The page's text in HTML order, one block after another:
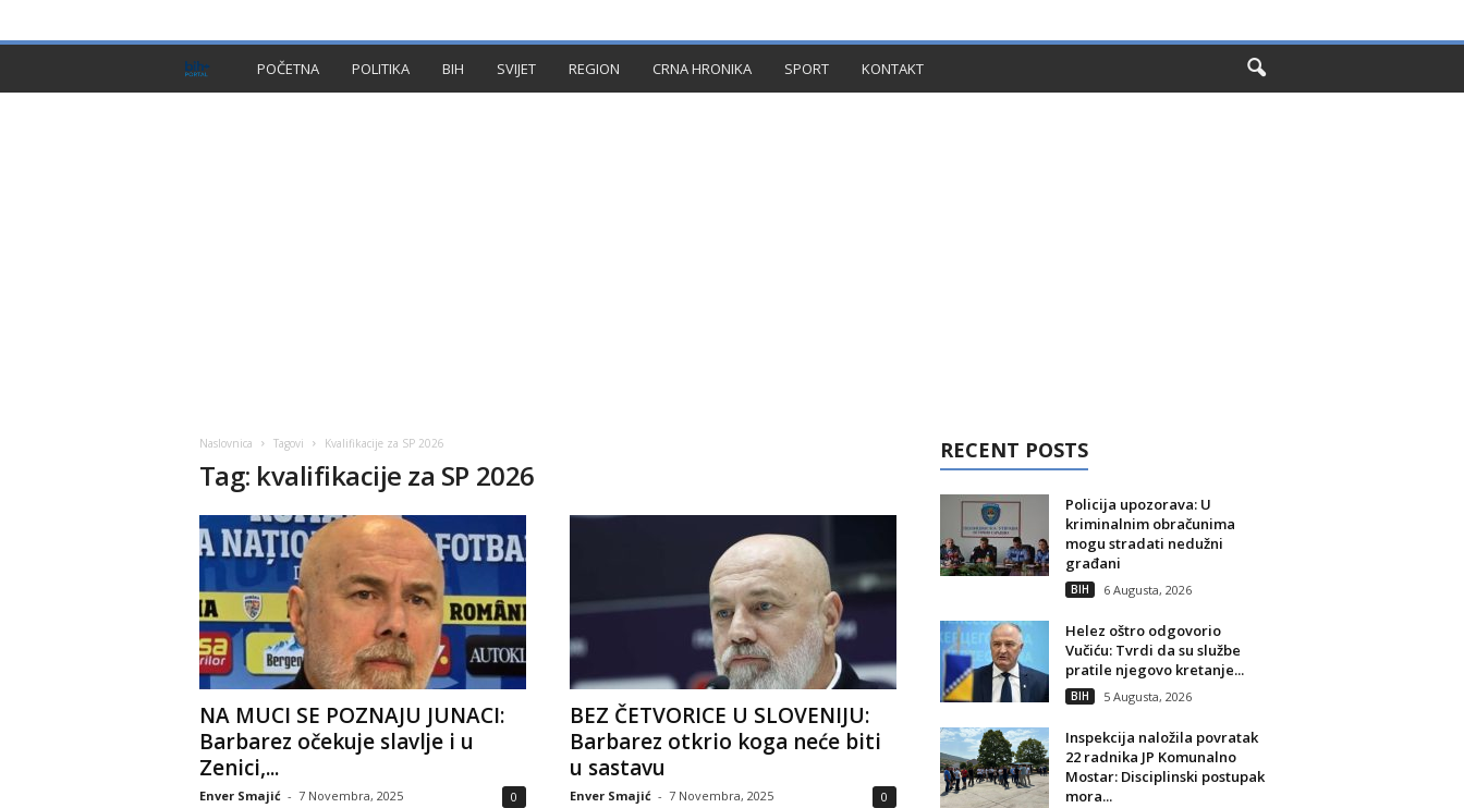
POČETNA POLITIKA BIH SVIJET REGION CRNA HRONIKA SPORT KONTAKT
Naslovnica Tagovi Kvalifikacije za SP 2026
Tag: kvalifikacije za SP 2026
NA MUCI SE POZNAJU JUNACI:
Barbarez očekuje slavlje i u
Zenici,...
Enver Smajić - 7 Novembra, 2025 0
BEZ ČETVORICE U SLOVENIJU:
Barbarez otkrio koga neće biti
u sastavu
Enver Smajić - 7 Novembra, 2025 0
RECENT POSTS
Policija upozorava: U
kriminalnim obračunima
mogu stradati nedužni
građani
BIH 6 Augusta, 2026
Helez oštro odgovorio
Vučiću: Tvrdi da su službe
pratile njegovo kretanje...
BIH 5 Augusta, 2026
Inspekcija naložila povratak
22 radnika JP Komunalno
Mostar: Disciplinski postupak
mora...